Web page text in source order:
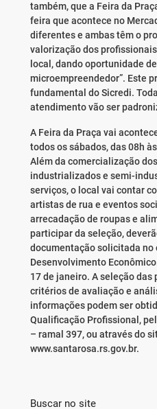
também, que a Feira da
feira que acontece no
diferentes e ambas têm o
valorização dos
local, dando oportunidade
microempreendedor”. Este
fundamental do Sicredi.
atendimento vão ser
A Feira da Praça vai
todos os sábados, das 08h
Além da comercialização
industrializados e semi-
serviços, o local vai contar
artistas de rua e eventos
arrecadação de roupas e
participar da seleção,
documentação solicitada no
Desenvolvimento
17 de janeiro. A seleção das
critérios de avaliação e
informações podem ser
Qualificação Profissional,
– ramal 397, ou através do
www.santarosa.rs.gov.br.
Buscar no site